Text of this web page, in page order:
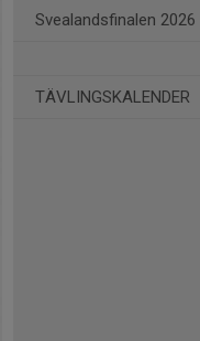
Svealandsfinalen 2026
TÄVLINGSKALENDER